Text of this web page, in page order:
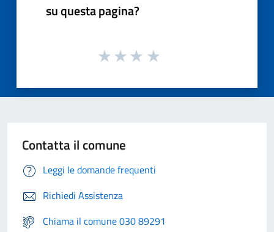
su questa pagina?
Contatta il comune
Leggi le domande frequenti
Richiedi Assistenza
Chiama il comune 030 89291